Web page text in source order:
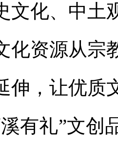
文化、中土
化资源从宗
伸，让优质
有礼”文创